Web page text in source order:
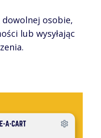
osobie,
lub wysyłając